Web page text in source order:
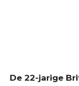
De 22-jarige